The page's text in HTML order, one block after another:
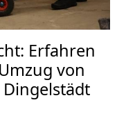
Erfahren
von